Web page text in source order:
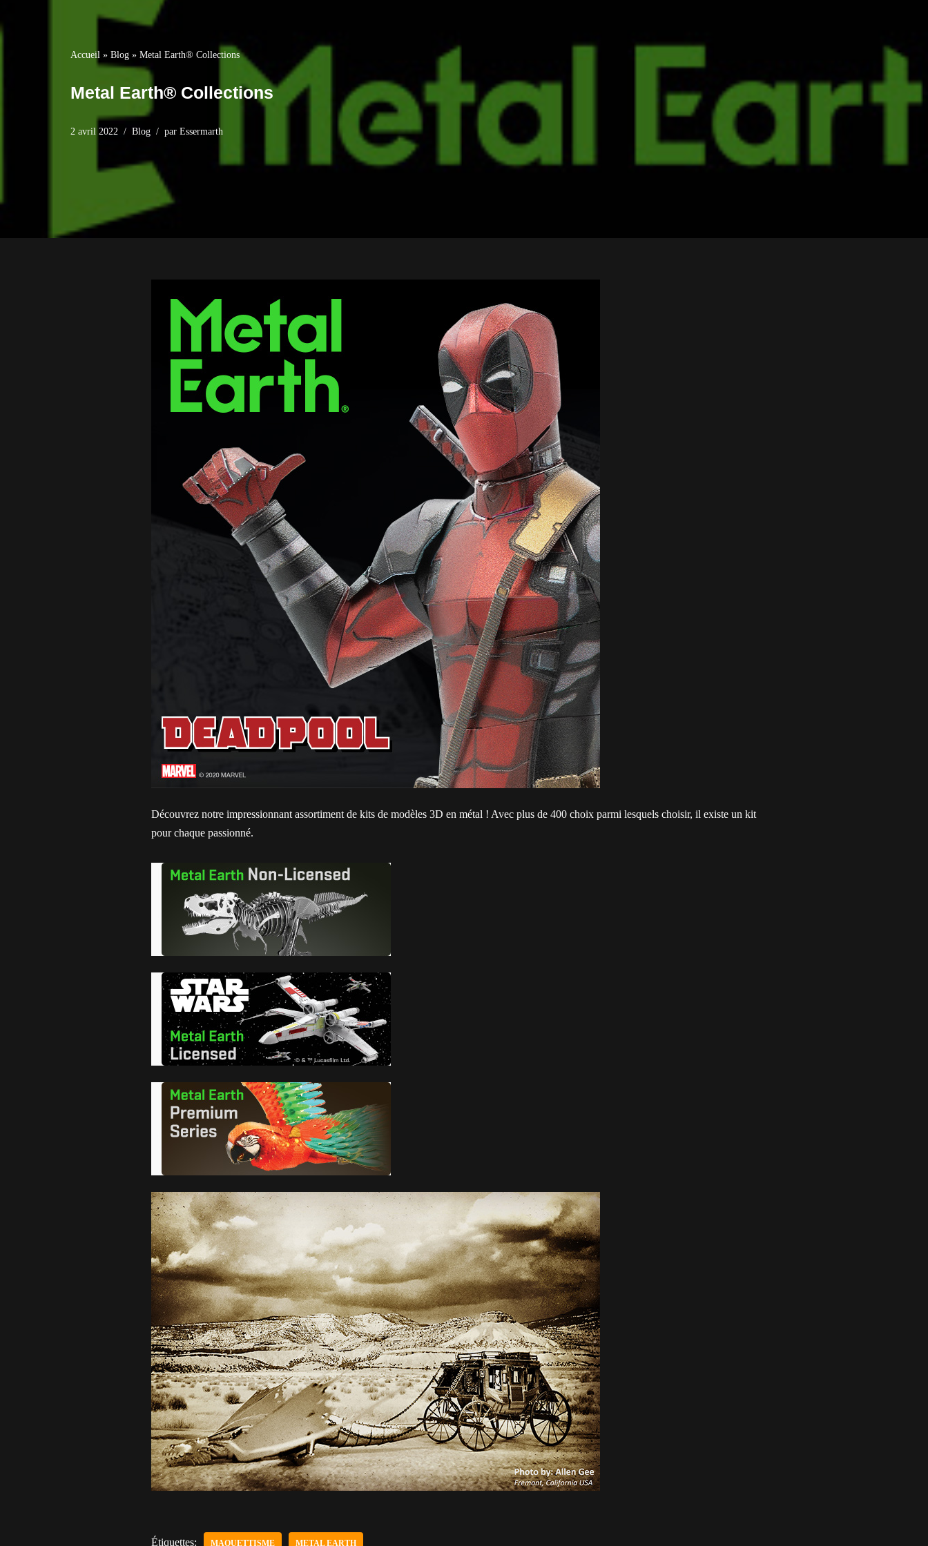
Accueil » Blog » Metal Earth® Collections
Metal Earth® Collections
2 avril 2022 Blog par Essermarth
Découvrez notre impressionnant assortiment de kits de modèles 3D en métal ! Avec plus de 400 choix parmi lesquels choisir, il existe un kit
pour chaque passionné.
Étiquettes: MAQUETTISME METAL EARTH